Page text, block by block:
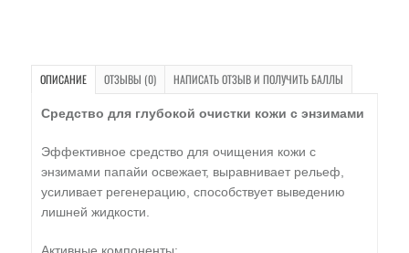
ОПИСАНИЕ ОТЗЫВЫ (0) НАПИСАТЬ ОТЗЫВ И ПОЛУЧИТЬ БАЛЛЫ
Средство для глубокой очистки кожи с энзимами
Эффективное средство для очищения кожи с
энзимами папайи освежает, выравнивает рельеф,
усиливает регенерацию, способствует выведению
лишней жидкости.